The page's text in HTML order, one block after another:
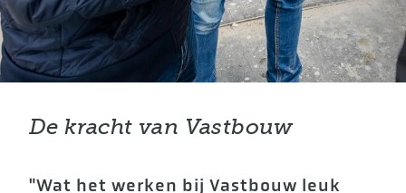
De kracht van Vastbouw
"Wat het werken bij Vastbouw leuk